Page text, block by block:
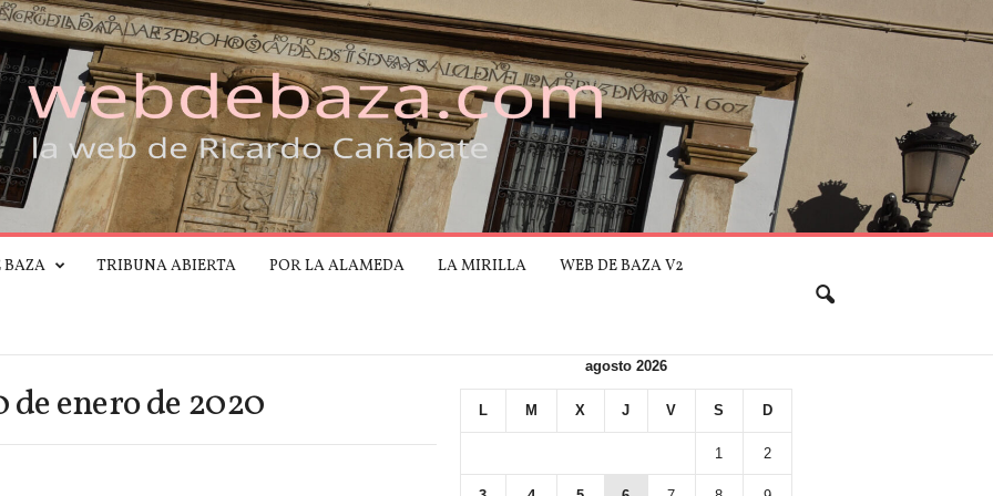
BAZA TRIBUNA ABIERTA POR LA ALAMEDA LA MIRILLA WEB DE BAZA V2
de enero de 2020
agosto 2026
L M X J V S D
1 2